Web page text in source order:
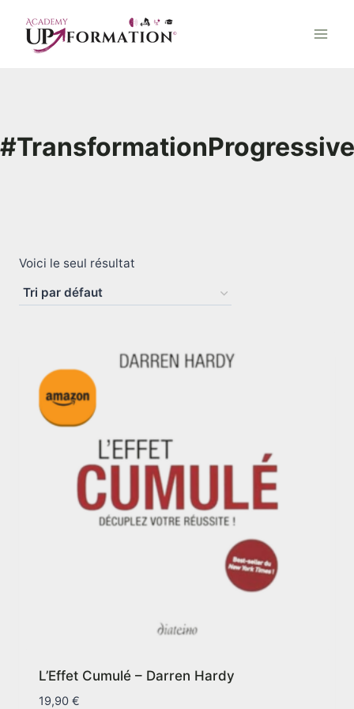
contenu
#TransformationProgressive
Voici le seul résultat
L’Effet Cumulé – Darren Hardy
19,90 €